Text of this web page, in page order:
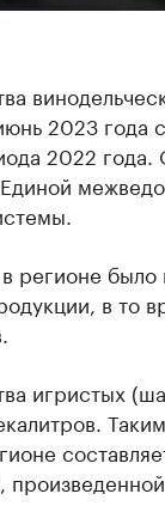
2023 года
2022 года.
регионе
в то
игристых